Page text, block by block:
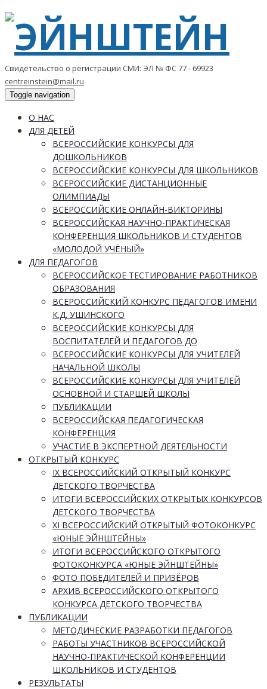
Свидетельство о регистрации СМИ: ЭЛ № ФС 77 - 69923
centreinstein@mail.ru
Toggle navigation
О НАС
ДЛЯ ДЕТЕЙ
ВСЕРОССИЙСКИЕ КОНКУРСЫ ДЛЯ
ДОШКОЛЬНИКОВ
ВСЕРОССИЙСКИЕ КОНКУРСЫ ДЛЯ ШКОЛЬНИКОВ
ВСЕРОССИЙСКИЕ ДИСТАНЦИОННЫЕ
ОЛИМПИАДЫ
ВСЕРОССИЙСКИЕ ОНЛАЙН-ВИКТОРИНЫ
ВСЕРОССИЙСКАЯ НАУЧНО-ПРАКТИЧЕСКАЯ
КОНФЕРЕНЦИЯ ШКОЛЬНИКОВ И СТУДЕНТОВ
«МОЛОДОЙ УЧЁНЫЙ»
ДЛЯ ПЕДАГОГОВ
ВСЕРОССИЙСКОЕ ТЕСТИРОВАНИЕ РАБОТНИКОВ
ОБРАЗОВАНИЯ
ВСЕРОССИЙСКИЙ КОНКУРС ПЕДАГОГОВ ИМЕНИ
К.Д. УШИНСКОГО
ВСЕРОССИЙСКИЕ КОНКУРСЫ ДЛЯ
ВОСПИТАТЕЛЕЙ И ПЕДАГОГОВ ДО
ВСЕРОССИЙСКИЕ КОНКУРСЫ ДЛЯ УЧИТЕЛЕЙ
НАЧАЛЬНОЙ ШКОЛЫ
ВСЕРОССИЙСКИЕ КОНКУРСЫ ДЛЯ УЧИТЕЛЕЙ
ОСНОВНОЙ И СТАРШЕЙ ШКОЛЫ
ПУБЛИКАЦИИ
ВСЕРОССИЙСКАЯ ПЕДАГОГИЧЕСКАЯ
КОНФЕРЕНЦИЯ
УЧАСТИЕ В ЭКСПЕРТНОЙ ДЕЯТЕЛЬНОСТИ
ОТКРЫТЫЙ КОНКУРС
IX ВСЕРОССИЙСКИЙ ОТКРЫТЫЙ КОНКУРС
ДЕТСКОГО ТВОРЧЕСТВА
ИТОГИ ВСЕРОССИЙСКИХ ОТКРЫТЫХ КОНКУРСОВ
ДЕТСКОГО ТВОРЧЕСТВА
XI ВСЕРОССИЙСКИЙ ОТКРЫТЫЙ ФОТОКОНКУРС
«ЮНЫЕ ЭЙНШТЕЙНЫ»
ИТОГИ ВСЕРОССИЙСКОГО ОТКРЫТОГО
ФОТОКОНКУРСА «ЮНЫЕ ЭЙНШТЕЙНЫ»
ФОТО ПОБЕДИТЕЛЕЙ И ПРИЗЁРОВ
АРХИВ ВСЕРОССИЙСКОГО ОТКРЫТОГО
КОНКУРСА ДЕТСКОГО ТВОРЧЕСТВА
ПУБЛИКАЦИИ
МЕТОДИЧЕСКИЕ РАЗРАБОТКИ ПЕДАГОГОВ
РАБОТЫ УЧАСТНИКОВ ВСЕРОССИЙСКОЙ
НАУЧНО-ПРАКТИЧЕСКОЙ КОНФЕРЕНЦИИ
ШКОЛЬНИКОВ И СТУДЕНТОВ
РЕЗУЛЬТАТЫ